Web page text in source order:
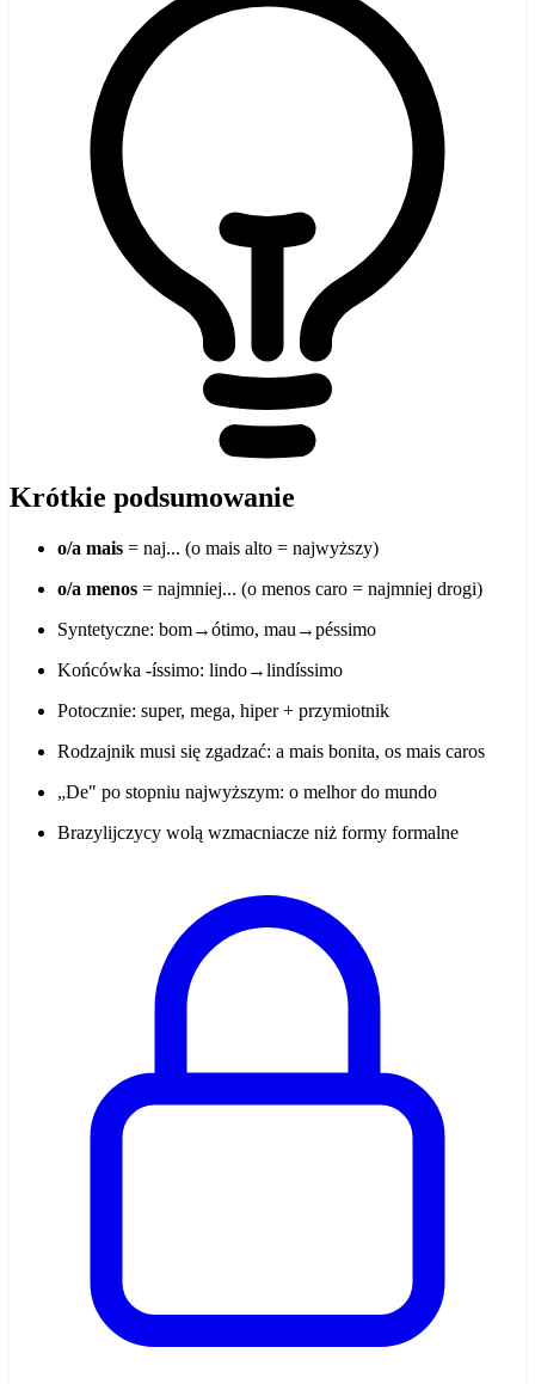
Krótkie podsumowanie
o/a mais = naj... (o mais alto = najwyższy)
o/a menos = najmniej... (o menos caro = najmniej drogi)
Syntetyczne: bom→ótimo, mau→péssimo
Końcówka -íssimo: lindo→lindíssimo
Potocznie: super, mega, hiper + przymiotnik
Rodzajnik musi się zgadzać: a mais bonita, os mais caros
„De" po stopniu najwyższym: o melhor do mundo
Brazylijczycy wolą wzmacniacze niż formy formalne